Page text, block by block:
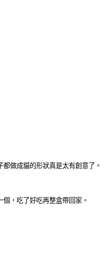
做成貓的形狀真是太有創意了。
，吃了好吃再整盒帶回家。